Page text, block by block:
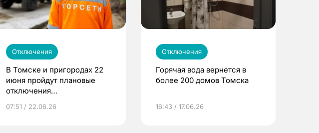
Отключения
В Томске и пригородах 22
июня пройдут плановые
отключения
07:51 / 22.06.26
Отключения
Горячая вода вернется в
более 200 домов Томска
16:43 / 17.06.26